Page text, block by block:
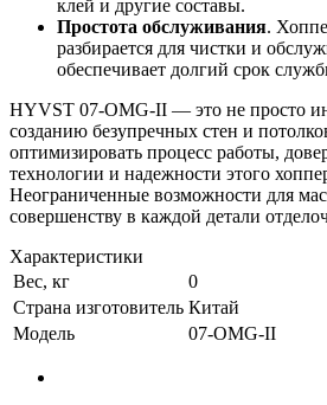
клей и другие составы.
Простота обслуживания.
разбирается для чистки и
обеспечивает долгий срок
HYVST 07-OMG-II — это не просто
созданию безупречных стен и
оптимизировать процесс работы,
технологии и надежности этого
Неограниченные возможности для
совершенству в каждой детали
Характеристики
Вес, кг
0
Страна изготовитель Китай
Модель
07-OMG-II